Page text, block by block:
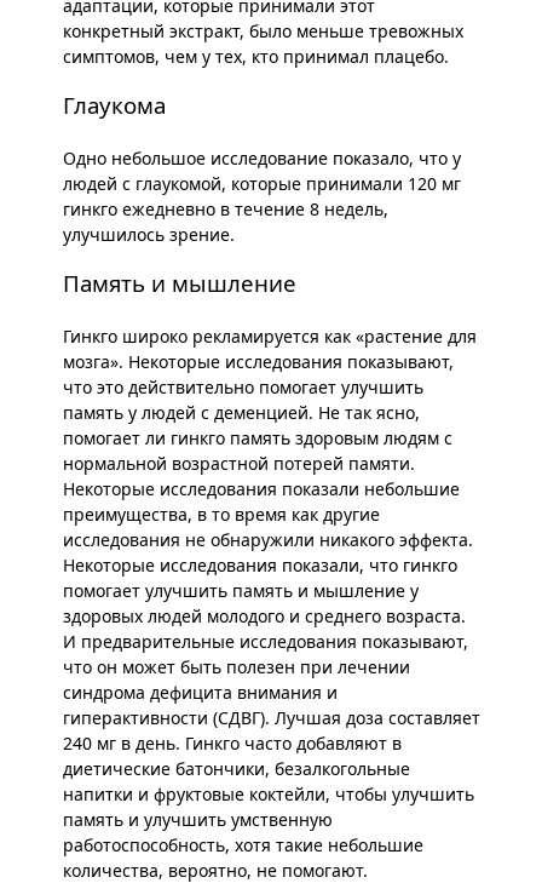
адаптации, которые принимали этот
конкретный экстракт, было меньше тревожных
симптомов, чем у тех, кто принимал плацебо.
Глаукома
Одно небольшое исследование показало, что у
людей с глаукомой, которые принимали 120 мг
гинкго ежедневно в течение 8 недель,
улучшилось зрение.
Память и мышление
Гинкго широко рекламируется как «растение для
мозга». Некоторые исследования показывают,
что это действительно помогает улучшить
память у людей с деменцией. Не так ясно,
помогает ли гинкго память здоровым людям с
нормальной возрастной потерей памяти.
Некоторые исследования показали небольшие
преимущества, в то время как другие
исследования не обнаружили никакого эффекта.
Некоторые исследования показали, что гинкго
помогает улучшить память и мышление у
здоровых людей молодого и среднего возраста.
И предварительные исследования показывают,
что он может быть полезен при лечении
синдрома дефицита внимания и
гиперактивности (СДВГ). Лучшая доза составляет
240 мг в день. Гинкго часто добавляют в
диетические батончики, безалкогольные
напитки и фруктовые коктейли, чтобы улучшить
память и улучшить умственную
работоспособность, хотя такие небольшие
количества, вероятно, не помогают.